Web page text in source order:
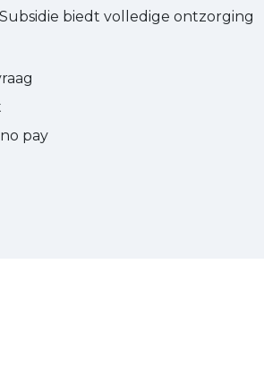
biedt volledige ontzorging
pay